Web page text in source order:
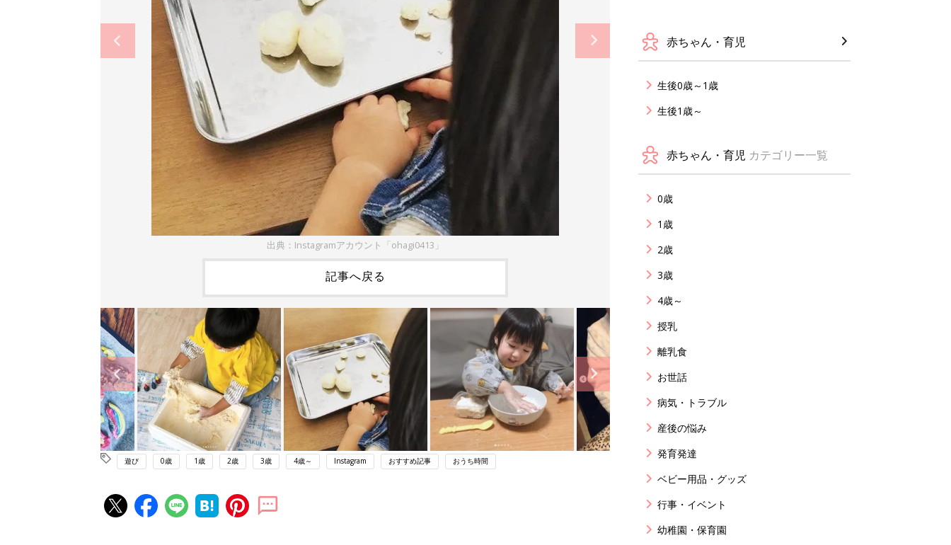
出典：Instagramアカウント「ohagi0413」
記事へ戻る
遊び 0歳 1歳 2歳 3歳 4歳～ Instagram おすすめ記事 おうち時間
赤ちゃん・育児
生後0歳～1歳
生後1歳～
赤ちゃん・育児 カテゴリー一覧
0歳
1歳
2歳
3歳
4歳～
授乳
離乳食
お世話
病気・トラブル
産後の悩み
発育発達
ベビー用品・グッズ
行事・イベント
幼稚園・保育園